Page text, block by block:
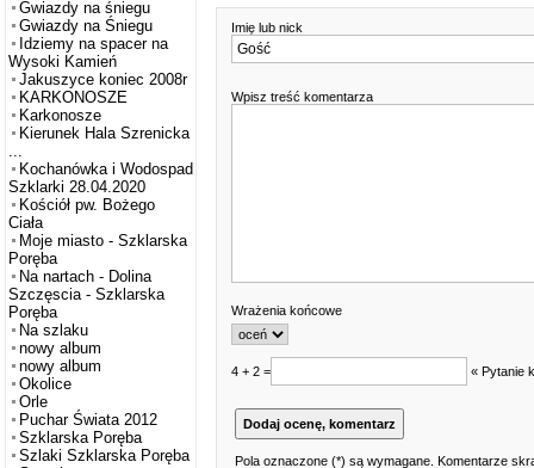
Gwiazdy na śniegu
Gwiazdy na Śniegu
Idziemy na spacer na
Wysoki Kamień
Jakuszyce koniec 2008r
KARKONOSZE
Karkonosze
Kierunek Hala Szrenicka
...
Kochanówka i Wodospad
Szklarki 28.04.2020
Kościół pw. Bożego
Ciała
Moje miasto - Szklarska
Poręba
Na nartach - Dolina
Szczęscia - Szklarska
Poręba
Na szlaku
nowy album
nowy album
Okolice
Orle
Puchar Świata 2012
Szklarska Poręba
Szlaki Szklarska Poręba
Imię lub nick
Wpisz treść komentarza
Wrażenia końcowe
4 + 2 = « Pytanie
Pola oznaczone (*) są wymagane. Komentarze